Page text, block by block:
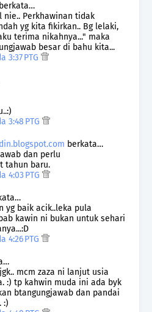
berkata…
nie.. Perkhawinan tidak
yg kita fikirkan.. Bg lelaki,
terima nikahnya..." maka
besar di bahu kita...
3:37 PTG
3:48 PTG
berkata…
dan perlu
tahun baru.
4:03 PTG
yg baik acik..leka pula
kawin ni bukan untuk sehari
4:26 PTG
mcm zaza ni lanjut usia
:) tp kahwin muda ini ada byk
btangungjawab dan pandai
:)